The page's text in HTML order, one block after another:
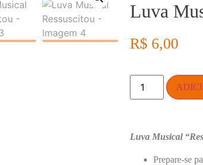
Luva
R$ 6,00
Luva Musical
Prepare-se